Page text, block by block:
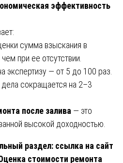
эффективность
сумма взыскания в
при ее отсутствии.
экспертизу — от 5 до 100 раз.
сокращается на 2–3
после залива — это
высокой доходностью.
раздел: ссылка на сайт
стоимости ремонта